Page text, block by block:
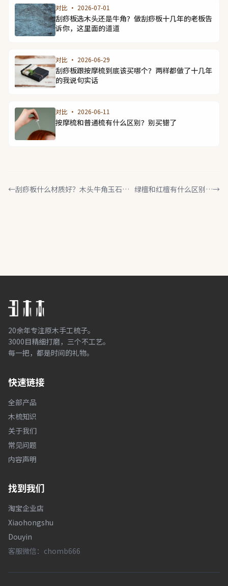
对比 · 2026-07-01
刮痧板选木头还是牛角？做刮痧板十几年的老板告
诉你，这里面的道道
对比 · 2026-06-29
刮痧板跟按摩梳到底该买哪个？两样都做了十几年
的我说句实话
对比 · 2026-06-11
按摩梳和普通梳有什么区别？别买错了
←刮痧板什么材质好？木头牛角玉石砭 绿檀和红檀有什么区别？→
20余年专注原木手工梳子。
3000目精细打磨，三个不工艺。
每一把，都是时间的礼物。
快速链接
全部产品
木梳知识
关于我们
常见问题
内容声明
找到我们
淘宝企业店
Xiaohongshu
Douyin
客服微信：chomb666